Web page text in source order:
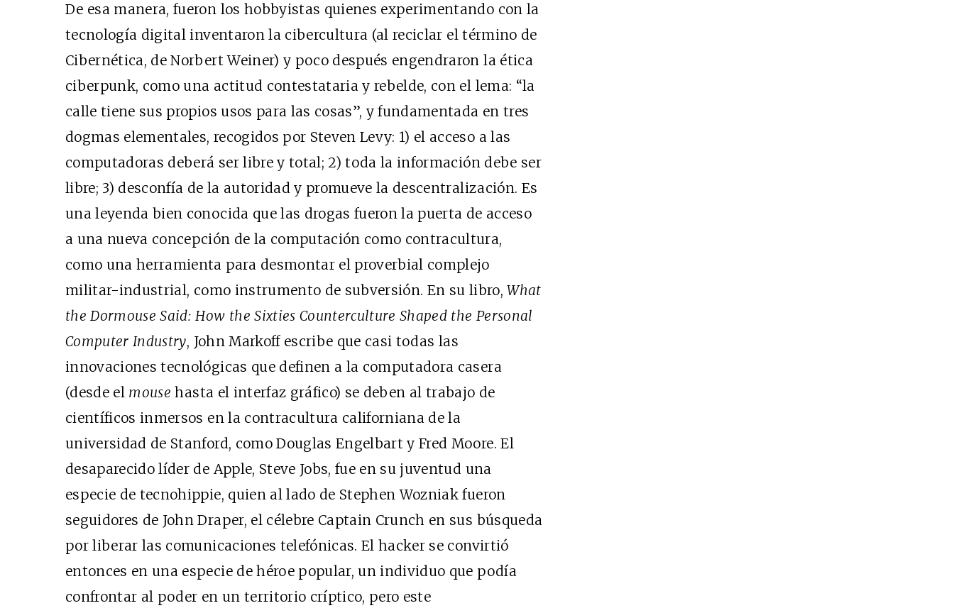
De esa manera, fueron los hobbyistas quienes experimentando con la
tecnología digital inventaron la cibercultura (al reciclar el término de
Cibernética, de Norbert Weiner) y poco después engendraron la ética
ciberpunk, como una actitud contestataria y rebelde, con el lema: “la
calle tiene sus propios usos para las cosas”, y fundamentada en tres
dogmas elementales, recogidos por Steven Levy: 1) el acceso a las
computadoras deberá ser libre y total; 2) toda la información debe ser
libre; 3) desconfía de la autoridad y promueve la descentralización. Es
una leyenda bien conocida que las drogas fueron la puerta de acceso
a una nueva concepción de la computación como contracultura,
como una herramienta para desmontar el proverbial complejo
militar-industrial, como instrumento de subversión. En su libro,What
the Dormouse Said: How the Sixties Counterculture Shaped the Personal
Computer Industry, John Markoff escribe que casi todas las
innovaciones tecnológicas que definen a la computadora casera
(desde el mouse hasta el interfaz gráfico) se deben al trabajo de
científicos inmersos en la contracultura californiana de la
universidad de Stanford, como Douglas Engelbart y Fred Moore. El
desaparecido líder de Apple, Steve Jobs, fue en su juventud una
especie de tecnohippie, quien al lado de Stephen Wozniak fueron
seguidores de John Draper, el célebre Captain Crunch en sus búsqueda
por liberar las comunicaciones telefónicas. El hacker se convirtió
entonces en una especie de héroe popular, un individuo que podía
confrontar al poder en un territorio críptico, pero este